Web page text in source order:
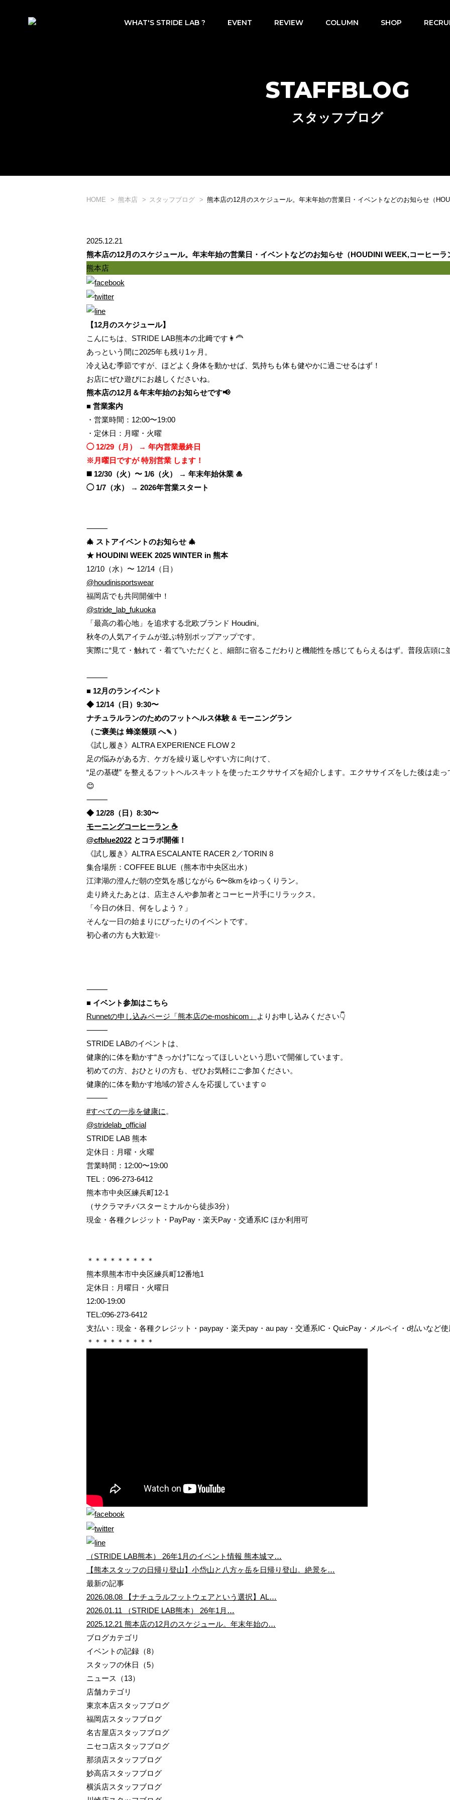
WHAT'S STRIDE LAB ? EVENT REVIEW COLUMN SHOP
STAFFBLOG
スタッフブログ
HOME 熊本店 スタッフブログ 熊本店の12月のスケジュール。年末年始の営業日・イベントなどのお知らせ（
2025.12.21
熊本店の12月のスケジュール。年末年始の営業日・イベントなどのお知らせ（HOUDINI WEEK,コーヒー
熊本店
【12月のスケジュール】
こんにちは、STRIDE LAB熊本の北﨑です👩‍🦰
あっという間に2025年も残り1ヶ月。
冷え込む季節ですが、ほどよく身体を動かせば、気持ちも体も健やかに過ごせるはず！
お店にぜひ遊びにお越しくださいね。
熊本店の12月＆年末年始のお知らせです📢
■ 営業案内
・営業時間：12:00〜19:00
・定休日：月曜・火曜
◯ 12/29（月） → 年内営業最終日
※月曜日ですが 特別営業 します！
◼️ 12/30（火）〜 1/6（火） → 年末年始休業 🎍
◯ 1/7（水） → 2026年営業スタート
⸻
🎄 ストアイベントのお知らせ 🎄
★ HOUDINI WEEK 2025 WINTER in 熊本
12/10（水）〜 12/14（日）
@houdinisportswear
福岡店でも共同開催中！
@stride_lab_fukuoka
「最高の着心地」を追求する北欧ブランド Houdini。
秋冬の人気アイテムが並ぶ特別ポップアップです。
実際に“見て・触れて・着て”いただくと、細部に宿るこだわりと機能性を感じてもらえるはず。普段店頭
⸻
■ 12月のランイベント
◆ 12/14（日）9:30〜
ナチュラルランのためのフットヘルス体験 & モーニングラン
（ご褒美は 蜂楽饅頭 へ🍡）
《試し履き》ALTRA EXPERIENCE FLOW 2
足の悩みがある方、ケガを繰り返しやすい方に向けて、
“足の基礎” を整えるフットヘルスキットを使ったエクササイズを紹介します。エクササイズをした後は走
😊
⸻
◆ 12/28（日）8:30〜
モーニングコーヒーラン ☕️
@cfblue2022 とコラボ開催！
《試し履き》ALTRA ESCALANTE RACER 2／TORIN 8
集合場所：COFFEE BLUE（熊本市中央区出水）
江津湖の澄んだ朝の空気を感じながら 6〜8kmをゆっくりラン。
走り終えたあとは、店主さんや参加者とコーヒー片手にリラックス。
「今日の休日、何をしよう？」
そんな一日の始まりにぴったりのイベントです。
初心者の方も大歓迎✨
⸻
■ イベント参加はこちら
Runnetの申し込みページ「熊本店のe-moshicom」
よりお申し込みください👇
⸻
STRIDE LABのイベントは、
健康的に体を動かす“きっかけ”になってほしいという思いで開催しています。
初めての方、おひとりの方も、ぜひお気軽にご参加ください。
健康的に体を動かす地域の皆さんを応援しています☺︎
⸻
#すべての一歩を健康に 。
@stridelab_official
STRIDE LAB 熊本
定休日：月曜・火曜
営業時間：12:00〜19:00
TEL：096-273-6412
熊本市中央区練兵町12-1
（サクラマチバスターミナルから徒歩3分）
現金・各種クレジット・PayPay・楽天Pay・交通系IC ほか利用可
＊＊＊＊＊＊＊＊＊
熊本県熊本市中央区練兵町12番地1
定休日：月曜日・火曜日
12:00-19:00
TEL:096-273-6412
支払い：現金・各種クレジット・paypay・楽天pay・au pay・交通系IC・QuicPay・メルペイ・d払いなど使
＊＊＊＊＊＊＊＊＊
（STRIDE LAB熊本） 26年1月のイベント情報 熊本城マ…
【熊本スタッフの日帰り登山】小岱山と八方ヶ岳を日帰り登山。絶景を…
最新の記事
2026.08.08
【ナチュラルフットウェアという選択】AL…
2026.01.11
（STRIDE LAB熊本） 26年1月…
2025.12.21 熊本店の12月のスケジュール。年末年始の…
ブログカテゴリ
イベントの記録（8）
スタッフの休日（5）
ニュース（13）
店舗カテゴリ
東京本店スタッフブログ
福岡店スタッフブログ
名古屋店スタッフブログ
ニセコ店スタッフブログ
那須店スタッフブログ
妙高店スタッフブログ
横浜店スタッフブログ